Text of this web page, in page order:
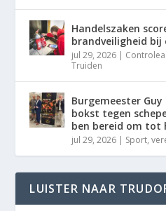
Handelszaken
brandveiligheid
jul 29, 2026 |
Truiden
Burgemeester
bokst tegen
ben bereid om tot
jul 29, 2026 | Sport,
LUISTER NAAR